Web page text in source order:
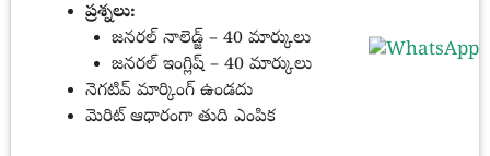
ప్రశ్నలు:
జనరల్ నాలెడ్జ్ – 40 మార్కులు
జనరల్ ఇంగ్లిష్ – 40 మార్కులు
నెగటివ్ మార్కింగ్ ఉండదు
మెరిట్ ఆధారంగా తుది ఎంపిక